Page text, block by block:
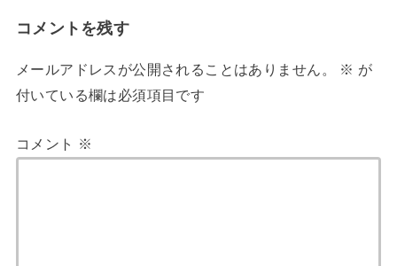
コメントを残す
メールアドレスが公開されることはありません。 ※ が
付いている欄は必須項目です
コメント ※